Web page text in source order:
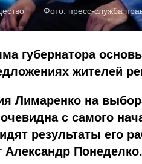
Фото: пресс-служба
губернатора
жителей
Лимаренко на
с самого
результаты его
Александр Понеделко.